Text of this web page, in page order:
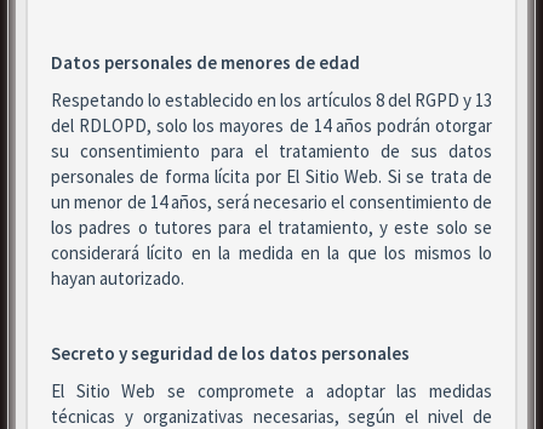
Datos personales de menores de edad
Respetando lo establecido en los artículos 8 del RGPD y 13
del RDLOPD, solo los mayores de 14 años podrán otorgar
su consentimiento para el tratamiento de sus datos
personales de forma lícita por El Sitio Web. Si se trata de
un menor de 14 años, será necesario el consentimiento de
los padres o tutores para el tratamiento, y este solo se
considerará lícito en la medida en la que los mismos lo
hayan autorizado.
Secreto y seguridad de los datos personales
El Sitio Web se compromete a adoptar las medidas
técnicas y organizativas necesarias, según el nivel de